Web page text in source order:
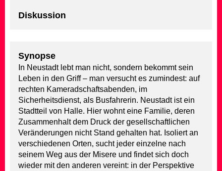
Diskussion
Synopse
In Neustadt lebt man nicht, sondern bekommt sein
Leben in den Griff – man versucht es zumindest: auf
rechten Kameradschaftsabenden, im
Sicherheitsdienst, als Busfahrerin. Neustadt ist ein
Stadtteil von Halle. Hier wohnt eine Familie, deren
Zusammenhalt dem Druck der gesellschaftlichen
Veränderungen nicht Stand gehalten hat. Isoliert an
verschiedenen Orten, sucht jeder einzelne nach
seinem Weg aus der Misere und findet sich doch
wieder mit den anderen vereint: in der Perspektive